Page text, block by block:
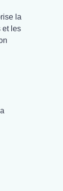
la
et les